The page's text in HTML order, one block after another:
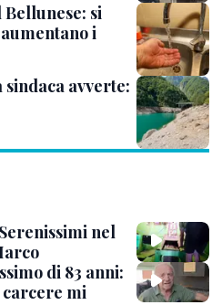
si
i
avverte:
nel
di 83 anni:
carcere mi